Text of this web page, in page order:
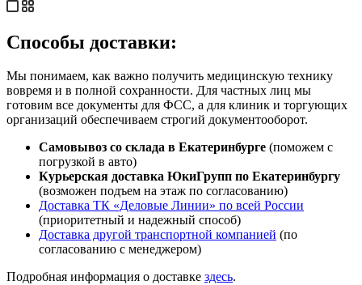
Способы доставки:
Мы понимаем, как важно получить медицинскую технику
вовремя и в полной сохранности. Для частных лиц мы
готовим все документы для ФСС, а для клиник и торгующих
организаций обеспечиваем строгий документооборот.
Самовывоз со склада в Екатеринбурге (поможем с
погрузкой в авто)
Курьерская доставка ЮкиГрупп по Екатеринбургу
(возможен подъем на этаж по согласованию)
Доставка ТК «Деловые Линии» по всей России
(приоритетный и надежный способ)
Доставка другой транспортной компанией (по
согласованию с менеджером)
Подробная информация о доставке здесь.